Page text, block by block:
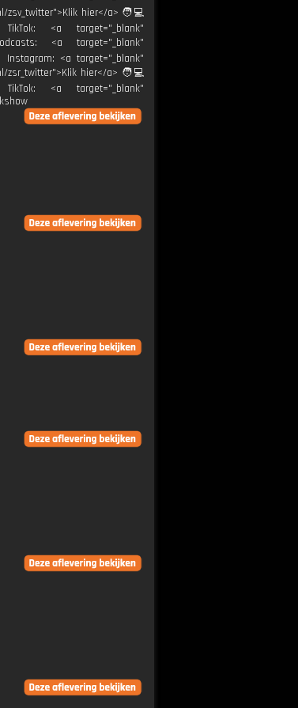
zsv_twitter">Klik hier</a> 🧑💻
<a target="_blank"
<a target="_blank"
<a target="_blank"
zsr_twitter">Klik hier</a> 🧑💻
<a target="_blank"